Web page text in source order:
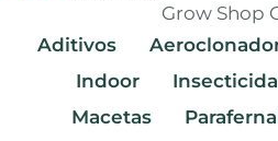
Grow Shop
Aditivos
Indoor
Macetas